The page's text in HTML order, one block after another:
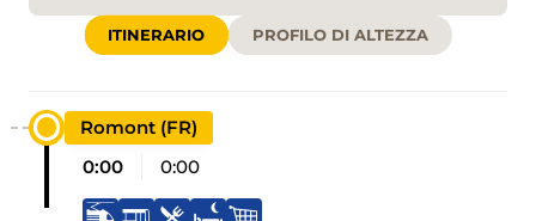
ITINERARIO PROFILO DI ALTEZZA
Romont (FR)
0:00
0:00